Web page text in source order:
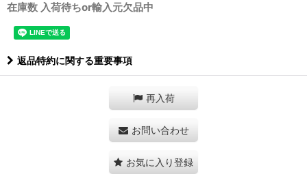
在庫数 入荷待ちor輸入元欠品中
返品特約に関する重要事項
再入荷
お問い合わせ
お気に入り登録